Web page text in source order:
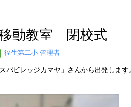
動教室 閉校式
福生第二小 管理者
パビレッジカマヤ」さんから出発します。